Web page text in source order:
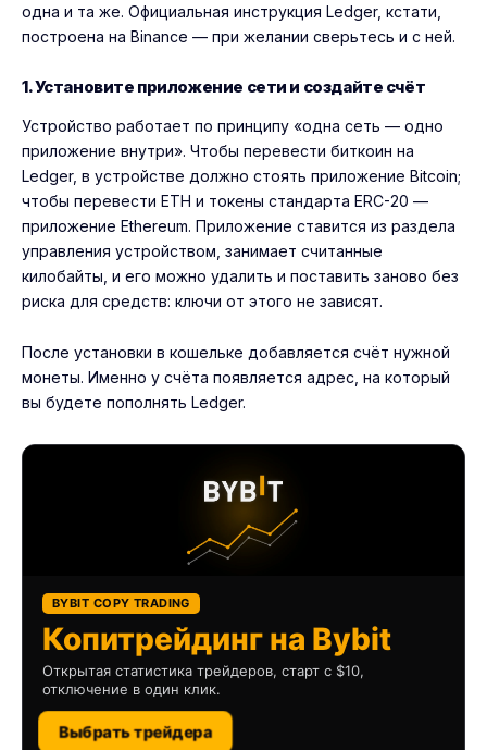
одна и та же. Официальная инструкция Ledger, кстати,
построена на Binance — при желании сверьтесь и с ней.
1. Установите приложение сети и создайте счёт
Устройство работает по принципу «одна сеть — одно
приложение внутри». Чтобы перевести биткоин на
Ledger, в устройстве должно стоять приложение Bitcoin;
чтобы перевести ETH и токены стандарта ERC-20 —
приложение Ethereum. Приложение ставится из раздела
управления устройством, занимает считанные
килобайты, и его можно удалить и поставить заново без
риска для средств: ключи от этого не зависят.
После установки в кошельке добавляется счёт нужной
монеты. Именно у счёта появляется адрес, на который
вы будете пополнять Ledger.
BYBIT COPY TRADING
Копитрейдинг на Bybit
Открытая статистика трейдеров, старт с $10,
отключение в один клик.
Выбрать трейдера